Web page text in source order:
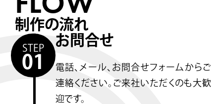
制作の流れ
STEP
01
お問合せ
電話、メール、お問合せフォームからご
連絡ください。ご来社いただくのも大歓
迎です。